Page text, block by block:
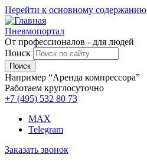
Перейти к основному содержанию
Пневмопортал
От профессионалов - для людей
Поиск
Например “Аренда компрессора”
Работаем круглосуточно
+7 (495) 532 80 73
MAX
Telegram
Заказать звонок